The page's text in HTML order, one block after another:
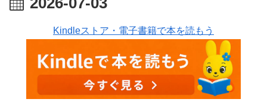
Kindleストア・電子書籍で本を読もう